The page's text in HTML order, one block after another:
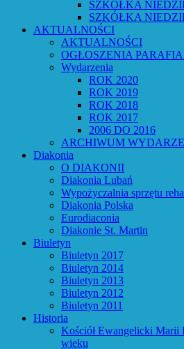
SZKÓŁKA
SZKÓŁKA
AKTUALNOŚCI
AKTUALNOŚCI
OGŁOSZENIA
Wydarzenia
ROK 2020
ROK 2019
ROK 2018
ROK 2017
2006 DO 2016
ARCHIWUM
Diakonia
O DIAKONII
Diakonia Lubań
Wypożyczalnia sprzętu
Diakonia Polska
Eurodiaconia
Diakonie St. Martin
Biuletyn
Biuletyn 2017
Biuletyn 2014
Biuletyn 2013
Biuletyn 2012
Biuletyn 2011
Historia
Kościół Ewangelicki
wieku